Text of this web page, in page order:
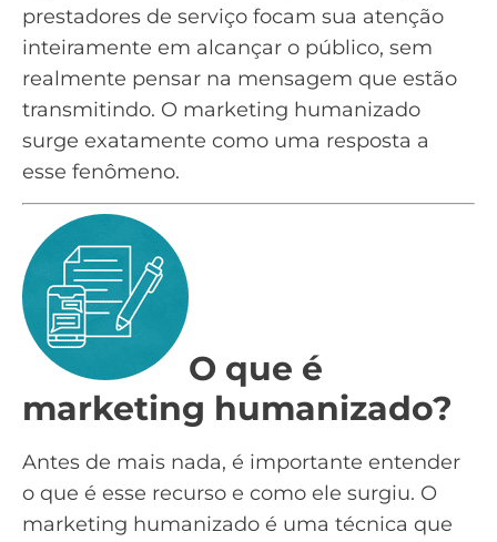
prestadores de serviço focam sua atenção
inteiramente em alcançar o público, sem
realmente pensar na mensagem que estão
transmitindo. O marketing humanizado
surge exatamente como uma resposta a
esse fenômeno.
O que é
marketing humanizado?
Antes de mais nada, é importante entender
o que é esse recurso e como ele surgiu. O
marketing humanizado é uma técnica que